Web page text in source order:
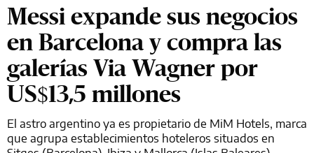
Messi expande sus negocios
en Barcelona y compra las
galerías Via Wagner por
US$13,5 millones
El astro argentino ya es propietario de MiM Hotels, marca
que agrupa establecimientos hoteleros situados en